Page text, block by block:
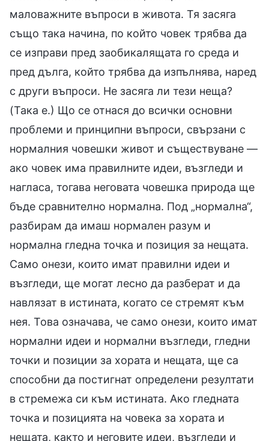
маловажните въпроси в живота. Тя засяга
също така начина, по който човек трябва да
се изправи пред заобикалящата го среда и
пред дълга, който трябва да изпълнява, наред
с други въпроси. Не засяга ли тези неща?
(Така е.) Що се отнася до всички основни
проблеми и принципни въпроси, свързани с
нормалния човешки живот и съществуване —
ако човек има правилните идеи, възгледи и
нагласа, тогава неговата човешка природа ще
бъде сравнително нормална. Под „нормална“,
разбирам да имаш нормален разум и
нормална гледна точка и позиция за нещата.
Само онези, които имат правилни идеи и
възгледи, ще могат лесно да разберат и да
навлязат в истината, когато се стремят към
нея. Това означава, че само онези, които имат
нормални идеи и нормални възгледи, гледни
точки и позиции за хората и нещата, ще са
способни да постигнат определени резултати
в стремежа си към истината. Ако гледната
точка и позицията на човека за хората и
нещата, както и неговите идеи, възгледи и